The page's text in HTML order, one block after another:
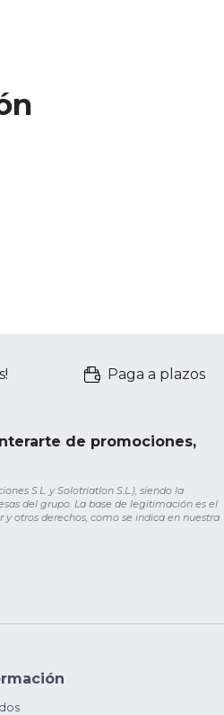
Paga a plazos
de promociones,
S.L. y Solotriatlon S.L.), siendo la
del grupo. La base de legitimación es el
otros derechos, como se indica en nuestra